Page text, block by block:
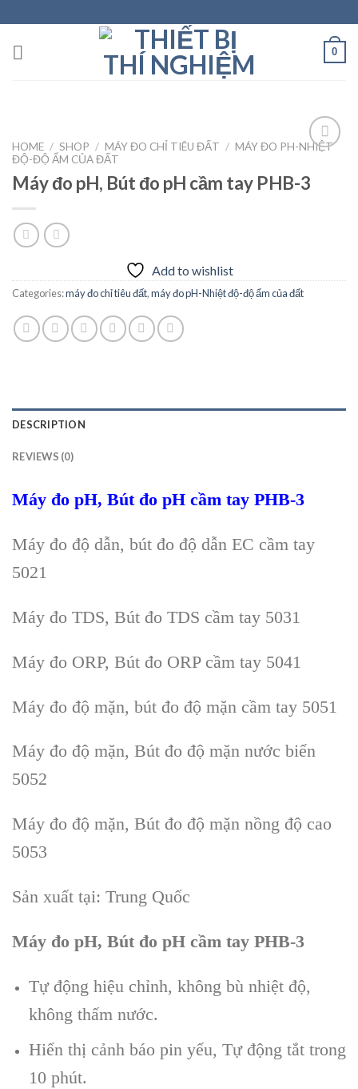
to
content
0
Add to
HOME / SHOP / MÁY ĐO CHỈ TIÊU ĐẤT / MÁY ĐO PH-NHIỆT
ĐỘ-ĐỘ ẨM CỦA ĐẤT
Máy đo pH, Bút đo pH cầm tay PHB-3
Add to wishlist
Categories:máy đo chỉ tiêu đất,máy đo pH-Nhiệt độ-độ ẩm của đất
DESCRIPTION
REVIEWS (0)
Máy đo pH, Bút đo pH cầm tay PHB-3
Máy đo độ dẫn, bút đo độ dẫn EC cầm tay
5021
Máy đo TDS, Bút đo TDS cầm tay 5031
Máy đo ORP, Bút đo ORP cầm tay 5041
Máy đo độ mặn, bút đo độ mặn cầm tay 5051
Máy đo độ mặn, Bút đo độ mặn nước biển
5052
Máy đo độ mặn, Bút đo độ mặn nồng độ cao
5053
Sản xuất tại: Trung Quốc
Máy đo pH, Bút đo pH cầm tay PHB-3
Tự động hiệu chỉnh, không bù nhiệt độ,
không thấm nước.
Hiển thị cảnh báo pin yếu, Tự động tắt trong
10 phút.